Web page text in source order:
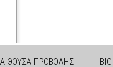
ΑΙΘΟΥΣΑ ΠΡΟΒΟΛΗΣ